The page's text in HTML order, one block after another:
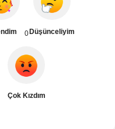
Düşünceliyim
0
Çok Kızdım